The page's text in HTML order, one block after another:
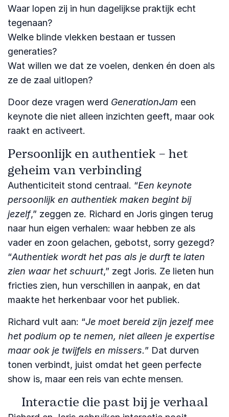
Waar lopen zij in hun dagelijkse praktijk echt
tegenaan?
Welke blinde vlekken bestaan er tussen
generaties?
Wat willen we dat ze voelen, denken én doen als
ze de zaal uitlopen?
Door deze vragen werd GenerationJam een
keynote die niet alleen inzichten geeft, maar ook
raakt en activeert.
Persoonlijk en authentiek – het
geheim van verbinding
Authenticiteit stond centraal. “Een keynote
persoonlijk en authentiek maken begint bij
jezelf,” zeggen ze. Richard en Joris gingen terug
naar hun eigen verhalen: waar hebben ze als
vader en zoon gelachen, gebotst, sorry gezegd?
“Authentiek wordt het pas als je durft te laten
zien waar het schuurt,” zegt Joris. Ze lieten hun
fricties zien, hun verschillen in aanpak, en dat
maakte het herkenbaar voor het publiek.
Richard vult aan: “Je moet bereid zijn jezelf mee
het podium op te nemen, niet alleen je expertise
maar ook je twijfels en missers.” Dat durven
tonen verbindt, juist omdat het geen perfecte
show is, maar een reis van echte mensen.
Interactie die past bij je verhaal